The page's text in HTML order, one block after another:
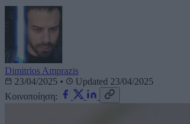
Dimitrios Amprazis
23/04/2025 •
Updated 23/04/2025
Κοινοποίηση: